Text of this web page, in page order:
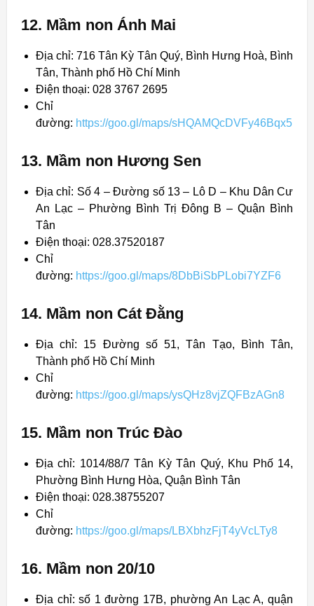
12. Mầm non Ánh Mai
Địa chỉ: 716 Tân Kỳ Tân Quý, Bình Hưng Hoà, Bình
Tân, Thành phố Hồ Chí Minh
Điện thoại: 028 3767 2695
Chỉ
đường: https://goo.gl/maps/sHQAMQcDVFy46Bqx5
13. Mầm non Hương Sen
Địa chỉ: Số 4 – Đường số 13 – Lô D – Khu Dân Cư
An Lạc – Phường Bình Trị Đông B – Quận Bình
Tân
Điện thoại: 028.37520187
Chỉ
đường: https://goo.gl/maps/8DbBiSbPLobi7YZF6
14. Mầm non Cát Đằng
Địa chỉ: 15 Đường số 51, Tân Tạo, Bình Tân,
Thành phố Hồ Chí Minh
Chỉ
đường: https://goo.gl/maps/ysQHz8vjZQFBzAGn8
15. Mầm non Trúc Đào
Địa chỉ: 1014/88/7 Tân Kỳ Tân Quý, Khu Phố 14,
Phường Bình Hưng Hòa, Quận Bình Tân
Điện thoại: 028.38755207
Chỉ
đường: https://goo.gl/maps/LBXbhzFjT4yVcLTy8
16. Mầm non 20/10
Địa chỉ: số 1 đường 17B, phường An Lạc A, quận